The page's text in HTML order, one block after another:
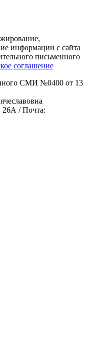
информации с сайта
письменного
соглашение
СМИ №0400 от 13
26А / Почта: